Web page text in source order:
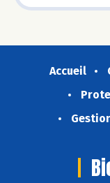
Accueil